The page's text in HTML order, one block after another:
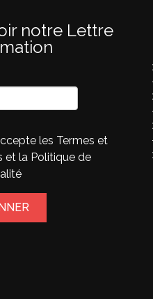
notre Lettre
les Termes et
et la Politique de